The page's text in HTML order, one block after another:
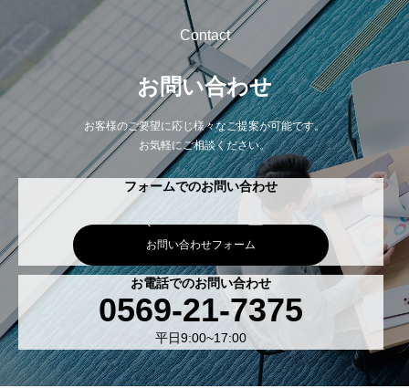
Contact
お問い合わせ
お客様のご要望に応じ様々なご提案が可能です。
お気軽にご相談ください。
フォームでのお問い合わせ
お問い合わせフォーム
お電話でのお問い合わせ
0569-21-7375
平日9:00~17:00